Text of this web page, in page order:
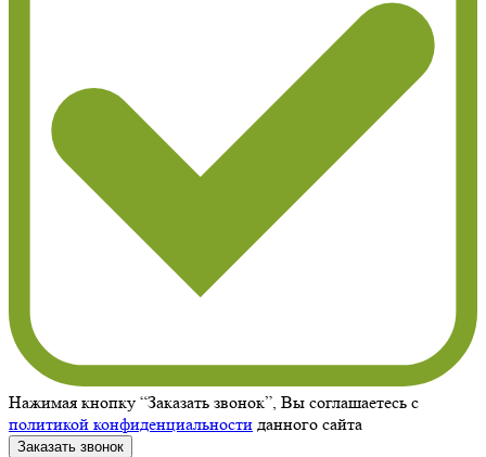
Нажимая кнопку “Заказать звонок”, Вы соглашаетесь с
политикой конфиденциальности данного сайта
Заказать звонок